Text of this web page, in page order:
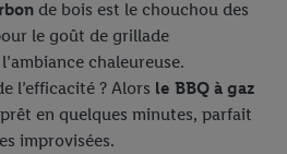
de bois est le chouchou des
le goût de grillade
chaleureuse.
l’efficacité ? Alors le BBQ à gaz
en quelques minutes, parfait
improvisées.